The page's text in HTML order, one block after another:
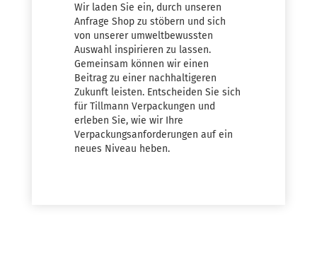
Wir laden Sie ein, durch unseren
Anfrage Shop zu stöbern und sich
von unserer umweltbewussten
Auswahl inspirieren zu lassen.
Gemeinsam können wir einen
Beitrag zu einer nachhaltigeren
Zukunft leisten. Entscheiden Sie sich
für Tillmann Verpackungen und
erleben Sie, wie wir Ihre
Verpackungsanforderungen auf ein
neues Niveau heben.